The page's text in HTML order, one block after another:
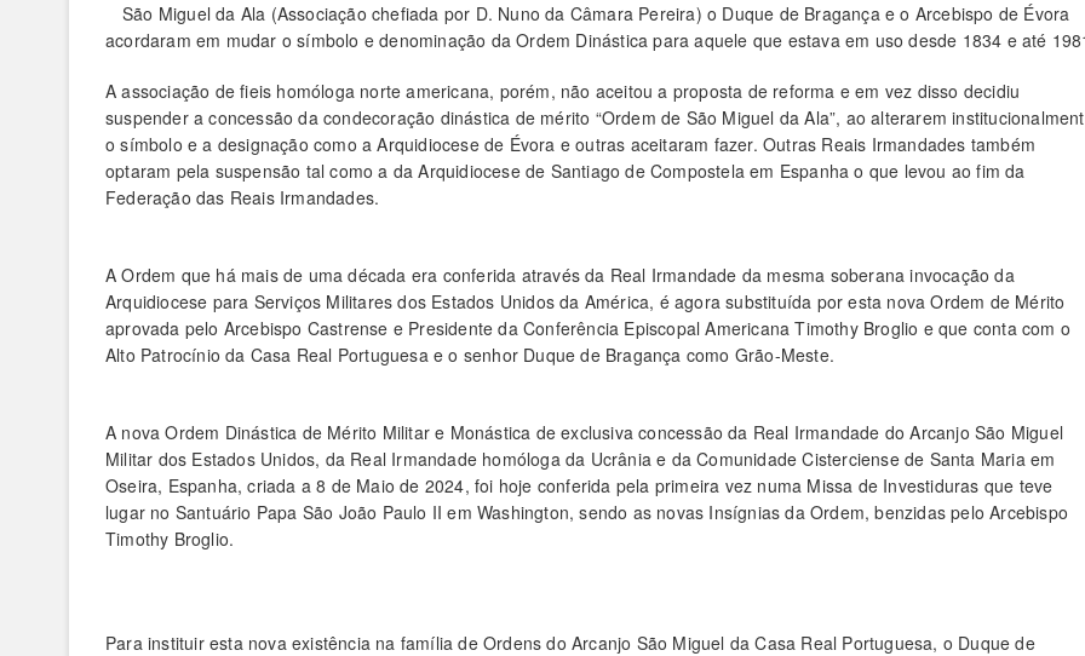
São Miguel da Ala (Associação chefiada por D. Nuno da Câmara Pereira) o Duque de Bragança e o Arcebispo de Évora
acordaram em mudar o símbolo e denominação da Ordem Dinástica para aquele que estava em uso desde 1834 e até
A associação de fieis homóloga norte americana, porém, não aceitou a proposta de reforma e em vez disso decidiu
suspender a concessão da condecoração dinástica de mérito “Ordem de São Miguel da Ala”, ao alterarem
o símbolo e a designação como a Arquidiocese de Évora e outras aceitaram fazer. Outras Reais Irmandades também
optaram pela suspensão tal como a da Arquidiocese de Santiago de Compostela em Espanha o que levou ao fim da
Federação das Reais Irmandades.
A Ordem que há mais de uma década era conferida através da Real Irmandade da mesma soberana invocação da
Arquidiocese para Serviços Militares dos Estados Unidos da América, é agora substituída por esta nova Ordem de Mérito
aprovada pelo Arcebispo Castrense e Presidente da Conferência Episcopal Americana Timothy Broglio e que conta com o
Alto Patrocínio da Casa Real Portuguesa e o senhor Duque de Bragança como Grão-Meste.
A nova Ordem Dinástica de Mérito Militar e Monástica de exclusiva concessão da Real Irmandade do Arcanjo São Miguel
Militar dos Estados Unidos, da Real Irmandade homóloga da Ucrânia e da Comunidade Cisterciense de Santa Maria em
Oseira, Espanha, criada a 8 de Maio de 2024, foi hoje conferida pela primeira vez numa Missa de Investiduras que teve
lugar no Santuário Papa São João Paulo II em Washington, sendo as novas Insígnias da Ordem, benzidas pelo Arcebispo
Timothy Broglio.
Para instituir esta nova existência na família de Ordens do Arcanjo São Miguel da Casa Real Portuguesa, o Duque de